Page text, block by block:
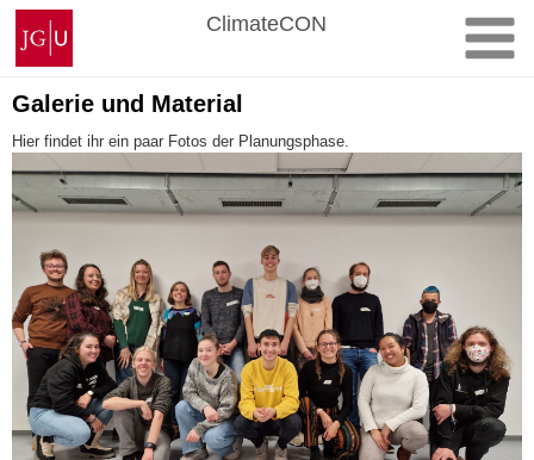
Zum
Inhalt
springen
Johannes
Gutenberg-
Universität
Mainz
ClimateCON
Galerie und Material
Hier findet ihr ein paar Fotos der Planungsphase.